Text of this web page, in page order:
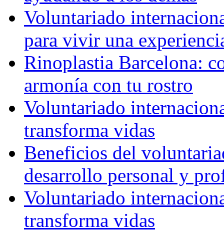
Voluntariado
para vivir una
Rinoplastia Barcelona:
armonía con tu rostro
Voluntariado
transforma vidas
Beneficios del
desarrollo personal y
Voluntariado
transforma vidas